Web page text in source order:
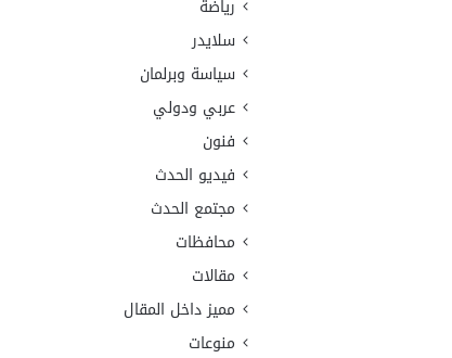
رياضة
سلايدر
سياسة وبرلمان
عربي ودولي
فنون
فيديو الحدث
مجتمع الحدث
محافظات
مقالات
مميز داخل المقال
منوعات